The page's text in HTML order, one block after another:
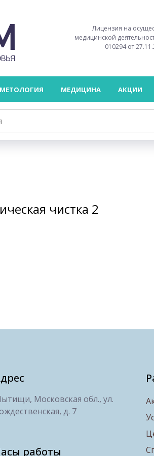
Лицензия на
медицинской
010294 от
МЕДИЦИНА АКЦИИ
чистка 2
работы
Московская обл., ул.
д. 7